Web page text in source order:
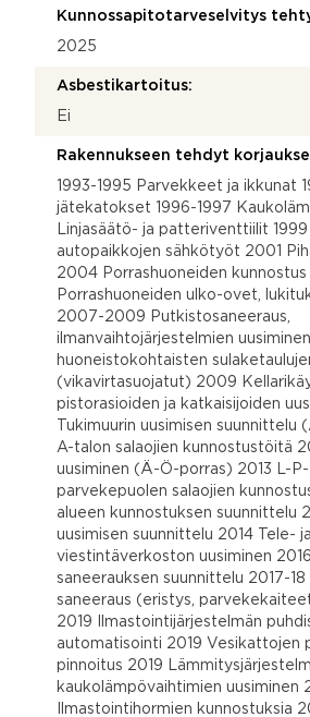
Kunnossapitotarveselvitys
2025
Asbestikartoitus:
Ei
Rakennukseen tehdyt
1993-1995 Parvekkeet ja ikkunat
jätekatokset 1996-1997
Linjasäätö- ja patteriventtiilit 1999
autopaikkojen sähkötyöt 2001
2004 Porrashuoneiden
Porrashuoneiden ulko-ovet,
2007-2009 Putkistosaneeraus,
ilmanvaihtojärjestelmien uusiminen,
huoneistokohtaisten
(vikavirtasuojatut) 2009
pistorasioiden ja katkaisijoiden
Tukimuurin uusimisen suunnittelu
A-talon salaojien kunnostustöitä
uusiminen (Ä-Ö-porras) 2013 L-
parvekepuolen salaojien
alueen kunnostuksen suunnittelu
uusimisen suunnittelu 2014 Tele- ja
viestintäverkoston uusiminen
saneerauksen suunnittelu 2017-18
saneeraus (eristys,
2019 Ilmastointijärjestelmän
automatisointi 2019 Vesikattojen
pinnoitus 2019
kaukolämpövaihtimien uusiminen
Ilmastointihormien kunnostuksia